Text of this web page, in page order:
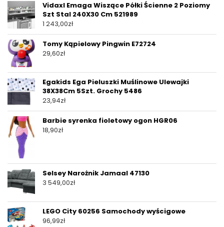
Vidaxl Emaga Wiszące Półki Ścienne 2 Poziomy
Szt Stal 240X30 Cm 521989
1 243,00zł
Tomy Kąpielowy Pingwin E72724
29,60zł
Egakids Ega Pieluszki Muślinowe Ulewajki
38X38Cm 5Szt. Grochy 5486
23,94zł
Barbie syrenka fioletowy ogon HGR06
18,90zł
Selsey Narożnik Jamaal 47130
3 549,00zł
LEGO City 60256 Samochody wyścigowe
96,99zł